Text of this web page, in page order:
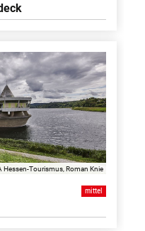
Hessen-Tourismus, Roman Knie
mittel